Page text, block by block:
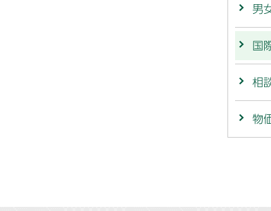
男
国
相
物